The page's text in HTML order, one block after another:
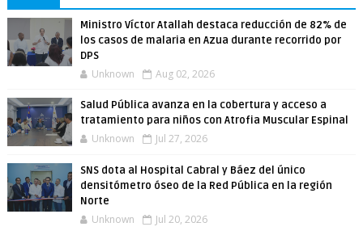
Ministro Víctor Atallah destaca reducción de 82% de
los casos de malaria en Azua durante recorrido por
DPS
Unknown Aug 02, 2026
Salud Pública avanza en la cobertura y acceso a
tratamiento para niños con Atrofia Muscular Espinal
Unknown Jul 27, 2026
SNS dota al Hospital Cabral y Báez del único
densitómetro óseo de la Red Pública en la región
Norte
Unknown Jul 20, 2026